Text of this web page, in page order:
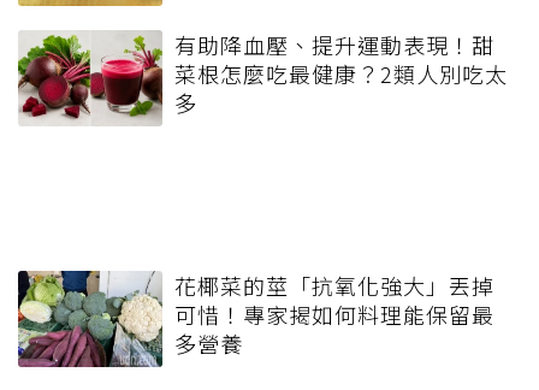
有助降血壓、提升運動表現！甜
菜根怎麼吃最健康？2類人別吃太
多
花椰菜的莖「抗氧化強大」丟掉
可惜！專家揭如何料理能保留最
多營養